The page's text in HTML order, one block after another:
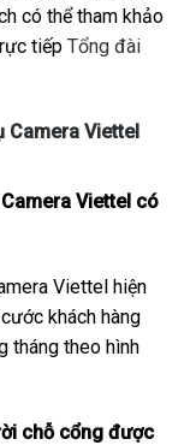
có thể tham khảo
tiếp Tổng đài
Camera Viettel
Viettel có
Viettel hiện
khách hàng
tháng theo hình
chỗ cổng được